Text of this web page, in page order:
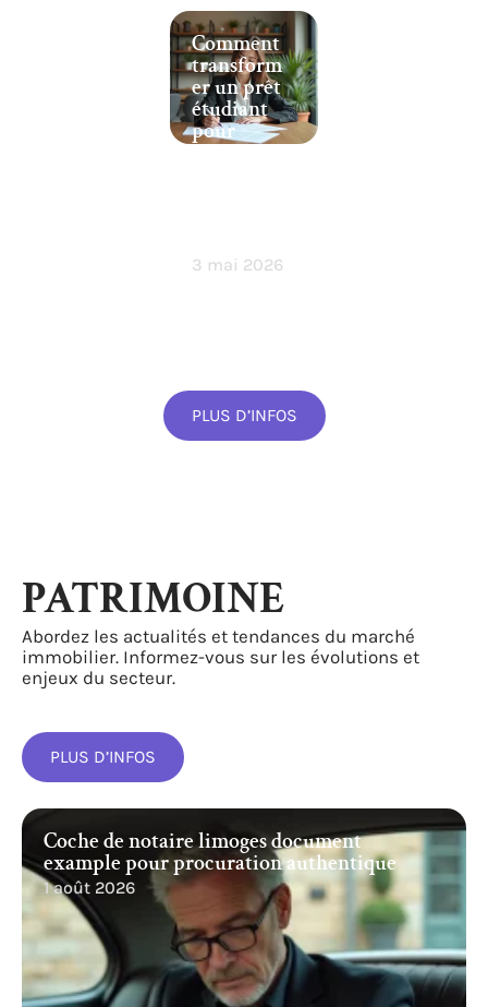
Comment
transform
er un prêt
étudiant
pour
achat
3 mai 2026
PLUS D’INFOS
PATRIMOINE
Abordez les actualités et tendances du marché
immobilier. Informez-vous sur les évolutions et
enjeux du secteur.
PLUS D’INFOS
Coche de notaire limoges document
example pour procuration authentique
1 août 2026